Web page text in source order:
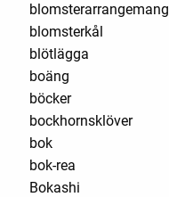
blomsterarrangemang
blomsterkål
blötlägga
boäng
böcker
bockhornsklöver
bok
bok-rea
Bokashi